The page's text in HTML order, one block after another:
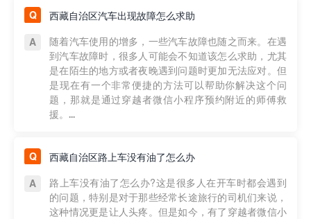
西藏自治区汽车出现故障怎么求助
随着汽车使用的增多，一些汽车故障也随之而来。在遇
到汽车故障时，很多人可能会不知道该怎么求助，尤其
是在陌生的地方或者夜晚遇到问题时更加无法应对。但
是现在有一个非常便捷的方法可以帮助你解决这个问
题，那就是通过穿越者微信小程序预约附近的师傅救
援。...
西藏自治区路上车没有油了怎么办
路上车没有油了怎么办?这是很多人在开车时都会遇到
的问题，特别是对于那些经常长途旅行的司机们来说，
这种情况更是让人头疼。但是如今，有了穿越者微信小